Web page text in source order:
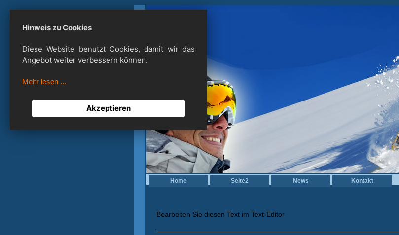
Home Seite2 News Kontakt
Bearbeiten Sie diesen Text im Text-Editor
Hinweis zu Cookies
Diese Website benutzt Cookies, damit wir das
Angebot weiter verbessern können.
Mehr lesen ...
Akzeptieren